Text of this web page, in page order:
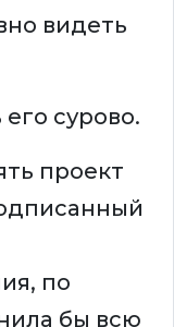
видеть
сурово.
проект
по
бы всю